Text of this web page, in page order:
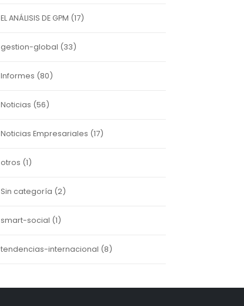
EL ANÁLISIS DE GPM (17)
gestion-global (33)
Informes (80)
Noticias (56)
Noticias Empresariales (17)
otros (1)
Sin categoría (2)
smart-social (1)
tendencias-internacional (8)